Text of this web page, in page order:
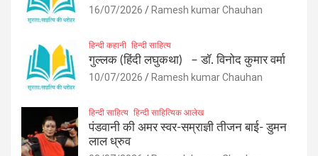
16/07/2026 Ramesh kumar Chauhan
हिन्दी कहानी हिन्दी साहित्य
गुल्लक (हिंदी लघुकथा) – डॉ. विनोद कुमार वर्मा
10/07/2026 Ramesh kumar Chauhan
हिन्दी साहित्य हिन्दी साहित्यिक आलेख
पंडवानी की अमर स्वर-सम्राज्ञी तीजन बाई- डुमन
लाल ध्रुव